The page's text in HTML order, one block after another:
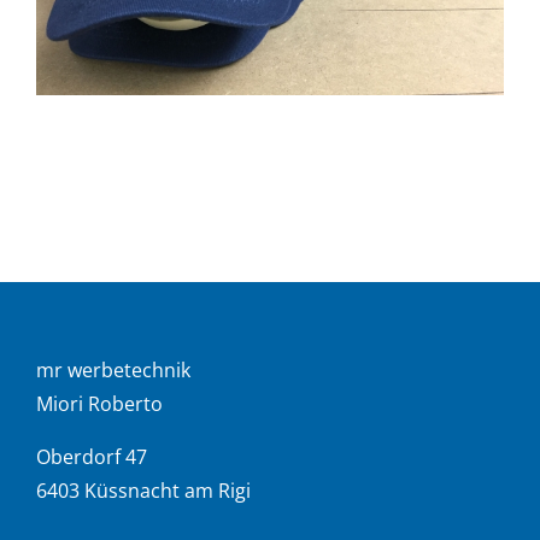
mr werbetechnik
Miori Roberto
Oberdorf 47
6403 Küssnacht am Rigi